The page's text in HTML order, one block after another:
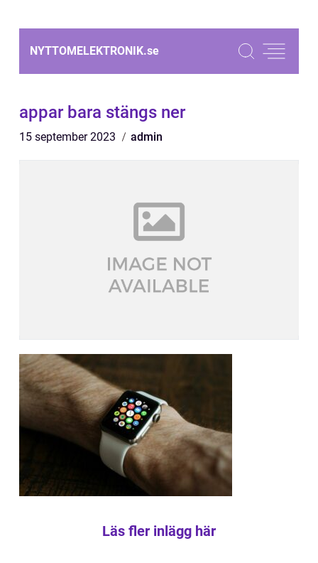
NYTTOMELEKTRONIK.se
appar bara stängs ner
15 september 2023 admin
Läs fler inlägg här